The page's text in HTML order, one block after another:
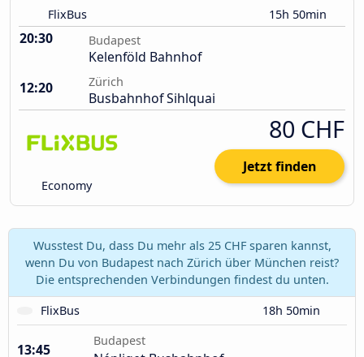
FlixBus 15h 50min
20:30 Budapest
Kelenföld Bahnhof
12:20
Zürich
Busbahnhof Sihlquai
Economy
80 CHF
Jetzt finden
Wusstest Du, dass Du mehr als 25 CHF sparen kannst,
wenn Du von Budapest nach Zürich über München reist?
Die entsprechenden Verbindungen findest du unten.
FlixBus
18h 50min
13:45
Budapest